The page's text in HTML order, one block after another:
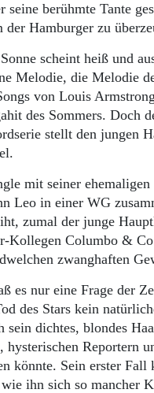
seine berühmte Tante
Hamburger zu
scheint heiß und
Melodie, die Melodie
von Louis
des Sommers. Doch
stellt den jungen
mit seiner
Leo in einer WG
zumal der junge
Kollegen Columbo &
zwanghaften
es nur eine Frage der
des Stars kein
sein dichtes, blondes
Reportern
könnte. Sein erster Fall
ihn sich so mancher